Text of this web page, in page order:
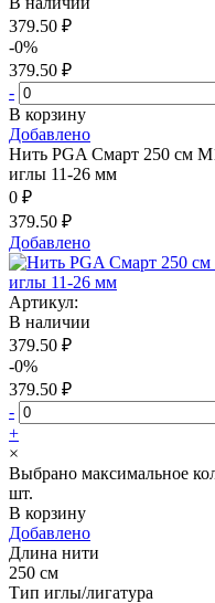
379.50 ₽
-0%
379.50 ₽
-
В корзину
Добавлено
Нить PGA Смарт 250 см
иглы 11-26 мм
0 ₽
379.50 ₽
Добавлено
Артикул:
В наличии
379.50 ₽
-0%
379.50 ₽
-
+
×
Выбрано максимальное
шт.
В корзину
Добавлено
Длина нити
250 см
Тип иглы/лигатура